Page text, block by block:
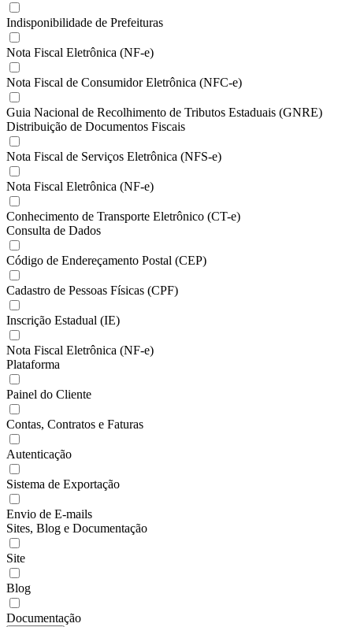
Indisponibilidade de Prefeituras
Nota Fiscal Eletrônica (NF-e)
Nota Fiscal de Consumidor Eletrônica (NFC-e)
Guia Nacional de Recolhimento de Tributos Estaduais (GNRE)
Distribuição de Documentos Fiscais
Nota Fiscal de Serviços Eletrônica (NFS-e)
Nota Fiscal Eletrônica (NF-e)
Conhecimento de Transporte Eletrônico (CT-e)
Consulta de Dados
Código de Endereçamento Postal (CEP)
Cadastro de Pessoas Físicas (CPF)
Inscrição Estadual (IE)
Nota Fiscal Eletrônica (NF-e)
Plataforma
Painel do Cliente
Contas, Contratos e Faturas
Autenticação
Sistema de Exportação
Envio de E-mails
Sites, Blog e Documentação
Site
Blog
Documentação